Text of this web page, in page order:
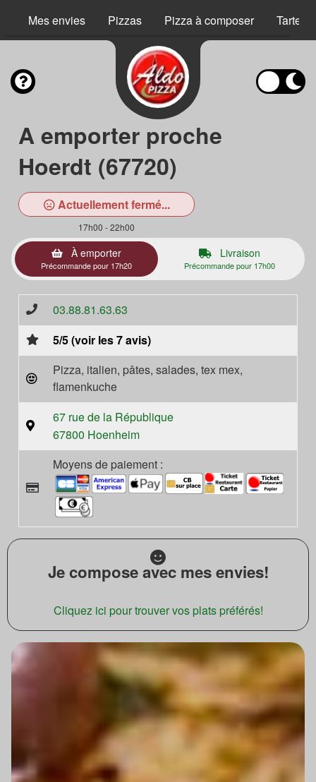
Mes envies Pizzas Pizza à composer Tartes
A emporter proche
Hoerdt (67720)
Actuellement fermé...
17h00 - 22h00
À emporter
Précommande pour 17h20
Livraison
Précommande pour 17h00
03.88.81.63.63
5/5 (voir les 7 avis)
Pizza, italien, pâtes, salades, tex mex,
flamenkuche
67 rue de la République
67800 Hoenheim
Moyens de paiement :
Je compose avec mes envies!
Cliquez ici pour trouver vos plats préférés!